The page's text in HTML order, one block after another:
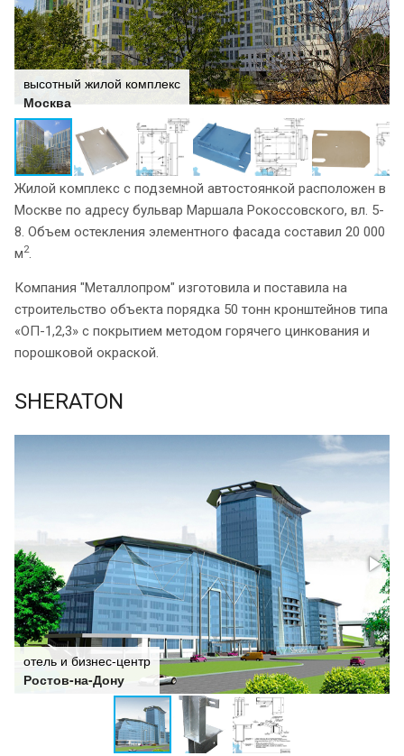
высотный жилой комплекс
Москва
Жилой комплекс с подземной автостоянкой расположен в
Москве по адресу бульвар Маршала Рокоссовского, вл. 5-
8. Объем остекления элементного фасада составил 20 000
м2.
Компания "Металлопром" изготовила и поставила на
строительство объекта порядка 50 тонн кронштейнов типа
«ОП-1,2,3» с покрытием методом горячего цинкования и
порошковой окраской.
SHERATON
отель и бизнес-центр
Ростов-на-Дону